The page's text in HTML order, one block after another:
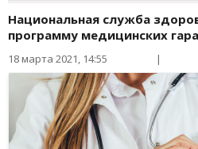
Национальная служба
программу медицинских
18 марта 2021, 14:55 |